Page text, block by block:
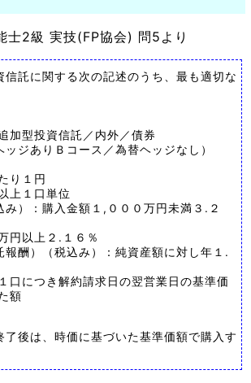
士2級 実技(FP協会) 問5より
信託に関する次の記述のうち、最も適切な
加型投資信託／内外／債券
ッジありＢコース／為替ヘッジなし）
り１円
上１口単位
み）：購入金額１,０００万円未満３.２
円以上２.１６％
報酬）（税込み）：純資産額に対し年１.
口につき解約請求日の翌営業日の基準価
額
了後は、時価に基づいた基準価額で購入す